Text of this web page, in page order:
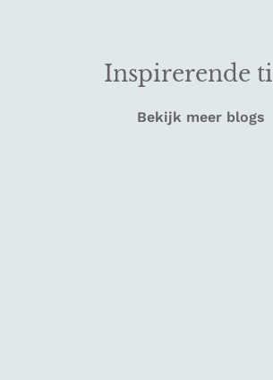
Inspirerende
Bekijk meer blogs